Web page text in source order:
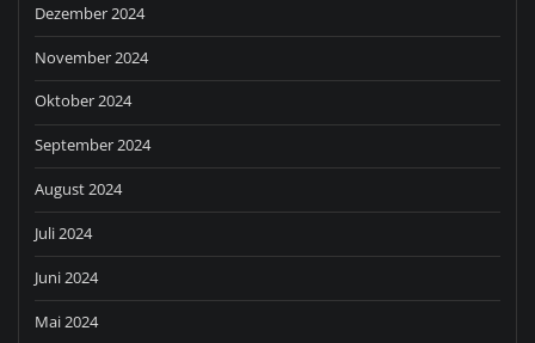
Dezember 2024
November 2024
Oktober 2024
September 2024
August 2024
Juli 2024
Juni 2024
Mai 2024